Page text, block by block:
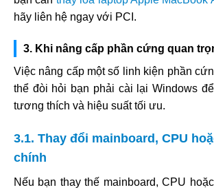
hãy liên hệ ngay với PCI.
3. Khi nâng cấp phần cứng quan
Việc nâng cấp một số linh kiện phần
thể đòi hỏi bạn phải cài lại Windows
tương thích và hiệu suất tối ưu.
3.1. Thay đổi mainboard, CPU
chính
Nếu bạn thay thế mainboard, CPU